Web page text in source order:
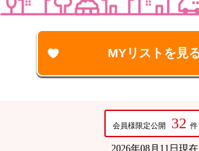
会員様限定公開 32 件
2026年08月11日現在